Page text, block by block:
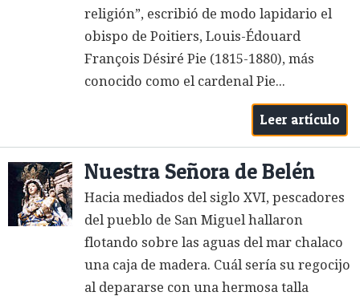
religión”, escribió de modo lapidario el
obispo de Poitiers, Louis-Édouard
François Désiré Pie (1815-1880), más
conocido como el cardenal Pie...
Leer artículo
Nuestra Señora de Belén
Hacia mediados del siglo XVI, pescadores
del pueblo de San Miguel hallaron
flotando sobre las aguas del mar chalaco
una caja de madera. Cuál sería su regocijo
al depararse con una hermosa talla